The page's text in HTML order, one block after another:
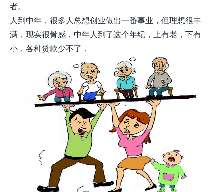
者。
人到中年，很多人总想创业做出一番事业，但理想很丰
满，现实很骨感，中年人到了这个年纪，上有老，下有
小，各种贷款少不了，